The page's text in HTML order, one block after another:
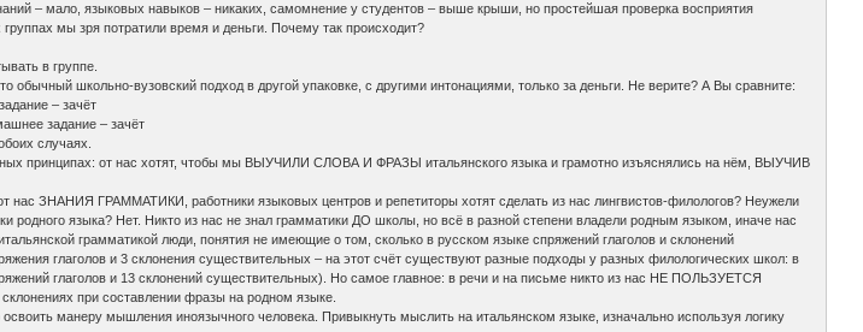
– мало, языковых навыков – никаких, самомнение у студентов – выше крыши, но простейшая проверка восприятия
мы зря потратили время и деньги. Почему так происходит?
в группе.
обычный школьно-вузовский подход в другой упаковке, с другими интонациями, только за деньги. Не верите? А Вы сравните:
– зачёт
задание – зачёт
случаях.
принципах: от нас хотят, чтобы мы ВЫУЧИЛИ СЛОВА И ФРАЗЫ итальянского языка и грамотно изъяснялись на нём, ВЫУЧИВ
нас ЗНАНИЯ ГРАММАТИКИ, работники языковых центров и репетиторы хотят сделать из нас лингвистов-филологов? Неужели
родного языка? Нет. Никто из нас не знал грамматики ДО школы, но всё в разной степени владели родным языком, иначе нас
грамматикой люди, понятия не имеющие о том, сколько в русском языке спряжений глаголов и склонений
глаголов и 3 склонения существительных – на этот счёт существуют разные подходы у разных филологических школ: в
глаголов и 13 склонений существительных). Но самое главное: в речи и на письме никто из нас НЕ ПОЛЬЗУЕТСЯ
при составлении фразы на родном языке.
манеру мышления иноязычного человека. Привыкнуть мыслить на итальянском языке, изначально используя логику